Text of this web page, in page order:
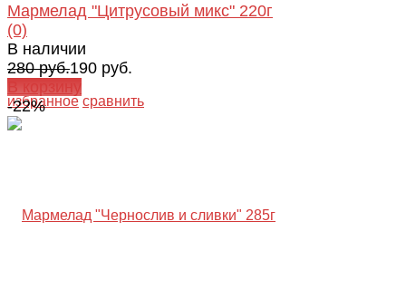
избранное сравнить
Мармелад "Цитрусовый микс" 220г
(0)
В наличии
280 руб.190 руб.
В корзину
-22%